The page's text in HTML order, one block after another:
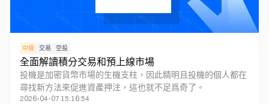
中級 交易 空投
全面解讀積分交易和預上線市場
投機是加密貨幣市場的生機支柱，因此精明且投機的個人都在
尋找新方法來促進資產押注，這也就不足爲奇了。
2026-04-07 15:16:54